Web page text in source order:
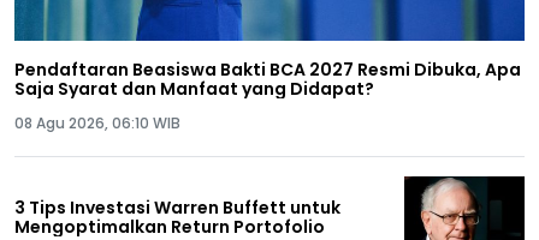
Pendaftaran Beasiswa Bakti BCA 2027 Resmi Dibuka, Apa
Saja Syarat dan Manfaat yang Didapat?
08 Agu 2026, 06:10 WIB
3 Tips Investasi Warren Buffett untuk
Mengoptimalkan Return Portofolio